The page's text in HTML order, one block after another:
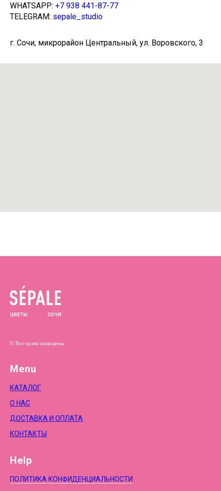
WHATSAPP: +7 938 441-87-77
TELEGRAM: sepale_studio
г. Сочи, микрорайон Центральный, ул. Воровского, 3
© Все права защищены
Menu
КАТАЛОГ
О НАС
ДОСТАВКА И ОПЛАТА
КОНТАКТЫ
Help
ПОЛИТИКА КОНФИДЕНЦИАЛЬНОСТИ